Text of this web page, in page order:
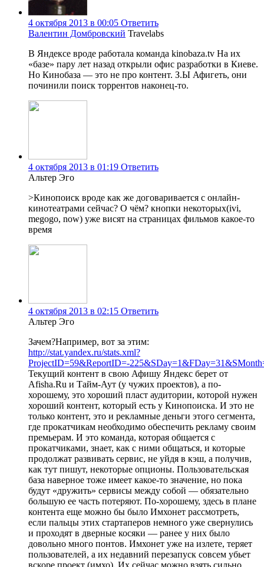
4 октября 2013 в 00:05 Ответить
Валентин Домбровский Travelabs
В Яндексе вроде работала команда kinobaza.tv На их
«базе» пару лет назад открыли офис разработки в Киеве.
Но Кинобаза — это не про контент. З.Ы Афигеть, они
починили поиск торрентов наконец-то.
4 октября 2013 в 01:19 Ответить
Альтер Эго
>Кинопоиск вроде как же договаривается с онлайн-
кинотеатрами сейчас? О чём? кнопки некоторых(ivi,
megogo, now) уже висят на страницах фильмов какое-то
время
4 октября 2013 в 02:15 Ответить
Альтер Эго
Зачем?Например, вот за этим:
http://stat.yandex.ru/stats.xml?
ProjectID=59&ReportID=-
Текущий контент в свою Афишу Яндекс берет от
Afisha.Ru и Тайм-Аут (у чужих проектов), а по-
хорошему, это хороший пласт аудитории, которой нужен
хороший контент, который есть у Кинопоиска. И это не
только контент, это и рекламные деньги этого сегмента,
где прокатчикам необходимо обеспечить рекламу своим
премьерам. И это команда, которая общается с
прокатчиками, знает, как с ними общаться, и которые
продолжат развивать сервис, не уйдя в кэш, а получив,
как тут пишут, некоторые опционы. Пользовательская
база наверное тоже имеет какое-то значение, но пока
будут «дружить» сервисы между собой — обязательно
большую ее часть потеряют. По-хорошему, здесь в плане
контента еще можно бы было Имхонет рассмотреть,
если пальцы этих стартаперов немного уже свернулись
и проходят в дверные косяки — ранее у них было
довольно много понтов. Имхонет уже на излете, теряет
пользователей, а их недавний перезапуск совсем убьет